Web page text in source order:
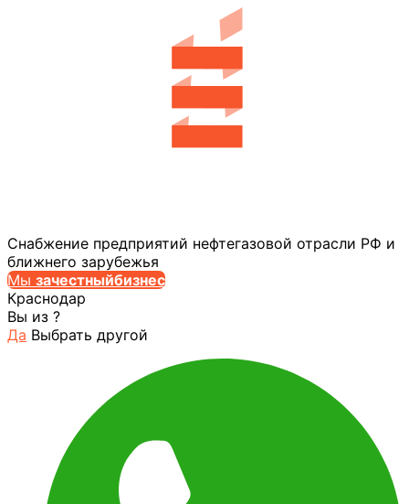
Снабжение предприятий нефтегазовой отрасли РФ и
ближнего зарубежья
Мы зачестныйбизнес
Краснодар
Вы из ?
Да Выбрать другой